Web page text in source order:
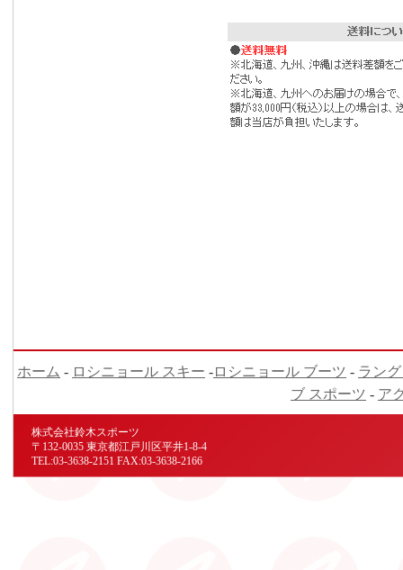
ホーム - ロシニョール スキー -ロシニョール ブーツ - ラン
ブ スポーツ - ア
株式会社鈴木スポーツ
〒132-0035 東京都江戸川区平井1-8-4
TEL:03-3638-2151 FAX:03-3638-2166